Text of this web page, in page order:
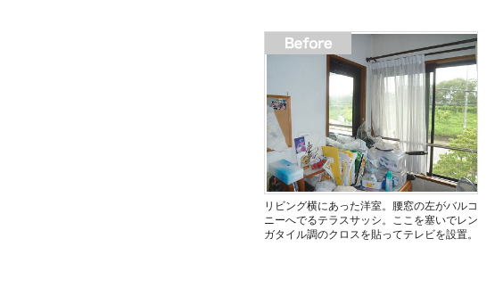
リビング横にあった洋室。腰窓の左がバルコ
ニーへでるテラスサッシ。ここを塞いでレン
ガタイル調のクロスを貼ってテレビを設置。